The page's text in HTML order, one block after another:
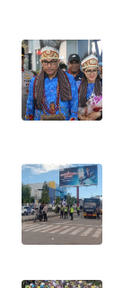
WN
PAPUA
PAPUA
BARAT
WN
RIAU